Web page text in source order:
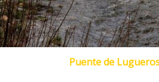
Puente de